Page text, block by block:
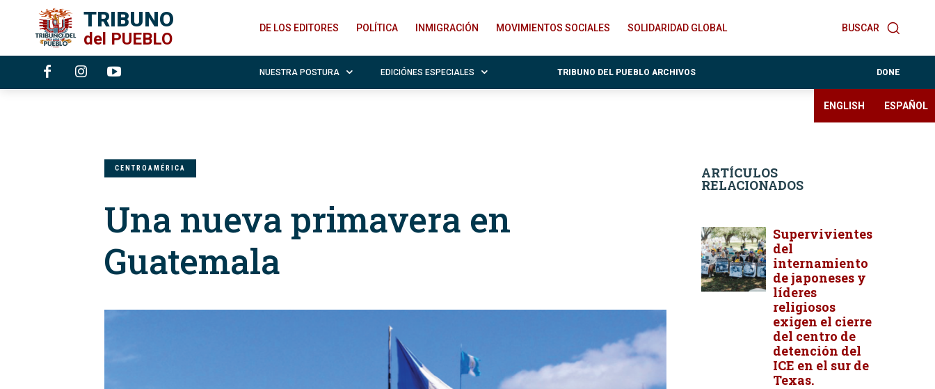
TRIBUNO
del PUEBLO
BUSCAR
DE LOS EDITORES POLÍTICA INMIGRACIÓN MOVIMIENTOS SOCIALES SOLIDARIDAD GLOBAL
NUESTRA POSTURA EDICIÓNES ESPECIALES TRIBUNO DEL PUEBLO ARCHIVOS DONE
ENGLISH ESPAÑOL
CENTROAMÉRICA
Una nueva primavera en
Guatemala
ARTÍCULOS
RELACIONADOS
Supervivientes
del
internamiento
de japoneses y
líderes
religiosos
exigen el cierre
del centro de
detención del
ICE en el sur de
Texas.